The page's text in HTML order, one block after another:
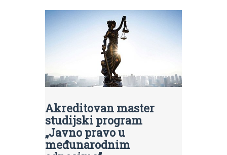
Akreditovan master
studijski program
„Javno pravo u
međunarodnim